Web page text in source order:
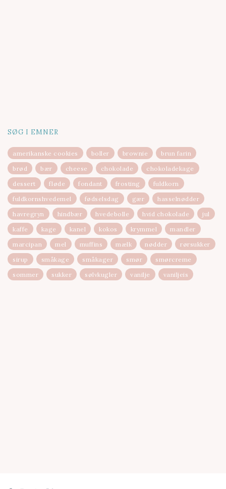
SØG I EMNER
amerikanske cookies boller brownie
brun farin
brød
bær cheese chokolade
chokoladekage
dessert
fløde fondant frosting
fuldkorn
fuldkornshvedemel
fødselsdag gær
hasselnødder
havregryn
hindbær hvedebolle hvid chokolade
jul
kaffe
kage kanel kokos krymmel
mandler
marcipan
mel muffins mælk nødder
rørsukker
sirup
småkage småkager smør
smørcreme
sommer
sukker sølvkugler vanilje vaniljeis